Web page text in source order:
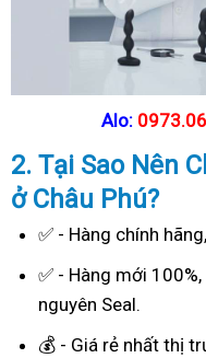
Alo:
2. Tại SaoNên
ở Châu Phú?
✅ - Hàng chính
✅ - Hàng mới
nguyên Seal.
💰 - Giá rẻ nhất thị